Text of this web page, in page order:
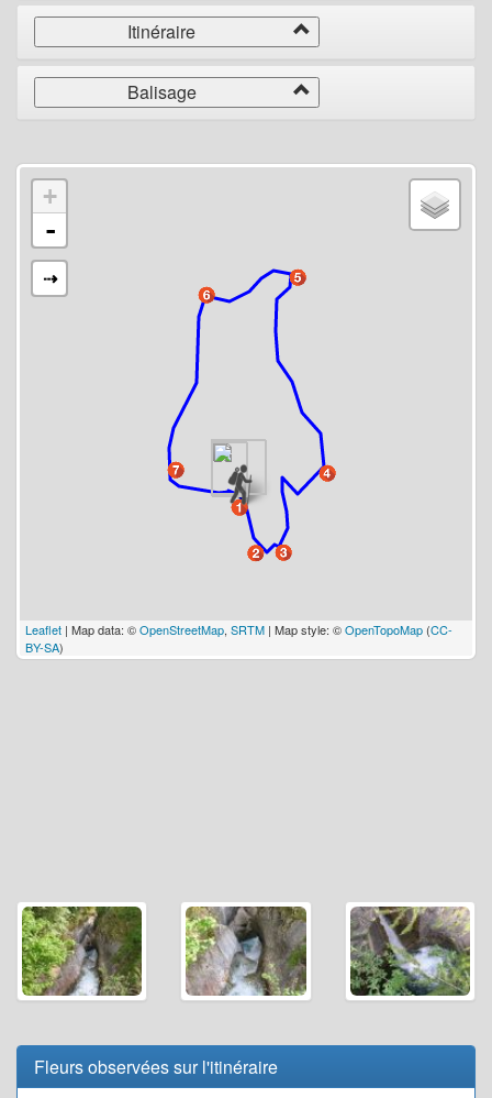
Itinéraire
Balisage
+
-
⇢
Leaflet | Map data: ©OpenStreetMap, SRTM | Map style: ©OpenTopoMap (CC-
BY-SA)
Fleurs observées sur l'itinéraire